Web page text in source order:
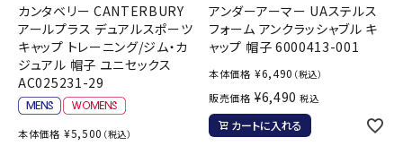
カンタベリー CANTERBURY
アールプラス デュアルスポーツ
キャップ トレーニング/ジム・カ
ジュアル 帽子 ユニセックス
AC025231-29
本体価格 ¥5,500 （税込）
アンダーアーマー UAステルス
フォーム アンクラッシャブル キ
ャップ 帽子 6000413-001
本体価格 ¥6,490 （税込）
販売価格 ¥6,490 税込
カートに入れる